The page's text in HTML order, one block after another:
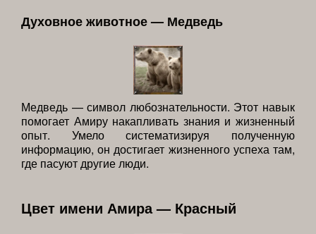
Духовное животное — Медведь
Медведь — символ любознательности. Этот навык
помогает Амиру накапливать знания и жизненный
опыт. Умело систематизируя полученную
информацию, он достигает жизненного успеха там,
где пасуют другие люди.
Цвет имени Амира — Красный